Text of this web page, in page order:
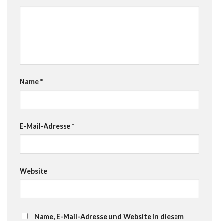
Name*
E-Mail-Adresse*
Website
Name, E-Mail-Adresse und Website in diesem